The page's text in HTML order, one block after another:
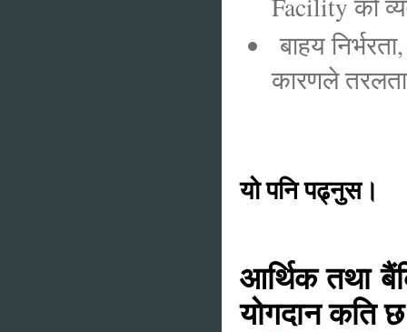
Facility को
बाहय
कारणले
यो पनि पढ्नुस।
आर्थिक तथा
योगदान कति